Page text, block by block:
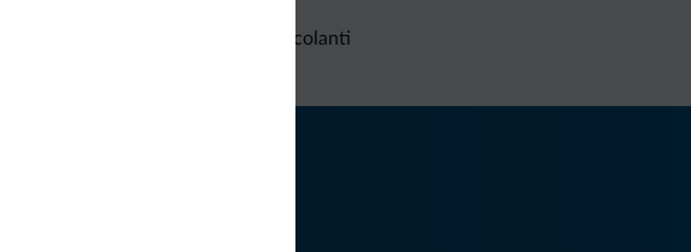
Richieste non vincolanti